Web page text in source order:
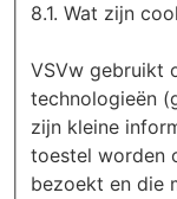
8.1. Wat zijn
VSVw gebruikt
technologieën
zijn kleine
toestel worden
bezoekt en die